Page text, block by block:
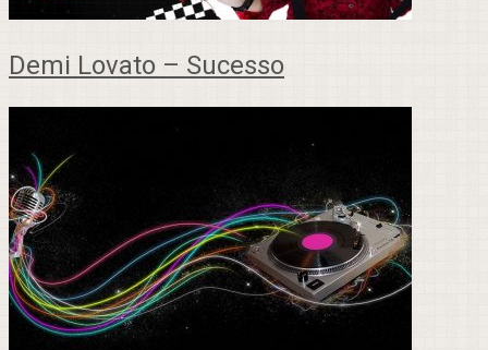
Demi Lovato – Sucesso